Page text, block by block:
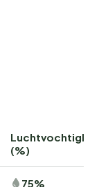
(%)
75%